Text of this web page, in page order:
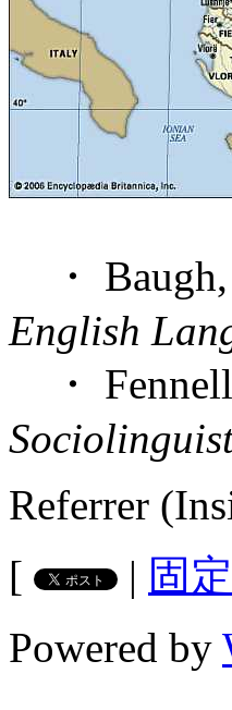
・ Baugh,
English
・
Referrer
[
| 固
Powered by